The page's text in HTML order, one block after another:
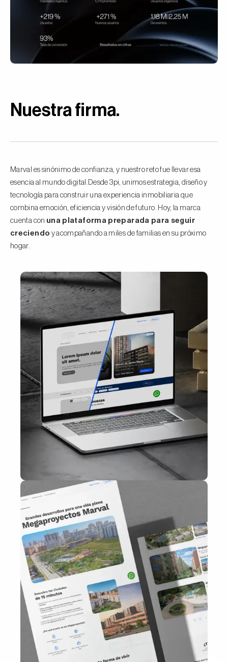
Nuestra firma.
Marval es sinónimo de confianza, y nuestro reto fue llevar esa
esencia al mundo digital.Desde 3pi, unimos estrategia, diseño y
tecnología para construir una experiencia inmobiliaria que
combina emoción, eficiencia y visión de futuro. Hoy, la marca
cuenta con una plataforma preparada para seguir
creciendo y acompañando a miles de familias en su próximo
hogar.